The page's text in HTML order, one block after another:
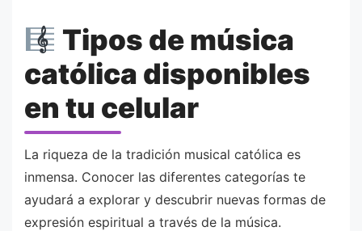
Tipos de música
católica disponibles
en tu celular
La riqueza de la tradición musical católica es
inmensa. Conocer las diferentes categorías te
ayudará a explorar y descubrir nuevas formas de
expresión espiritual a través de la música.